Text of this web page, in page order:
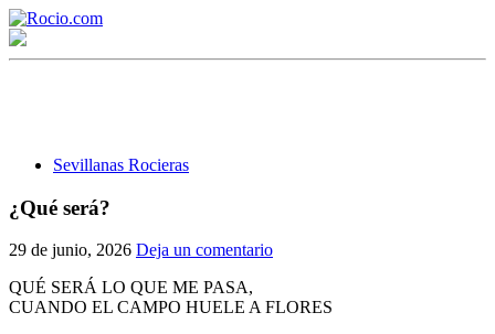
Sevillanas Rocieras
¿Qué será?
29 de junio, 2026 Deja un comentario
QUÉ SERÁ LO QUE ME PASA,
CUANDO EL CAMPO HUELE A FLORES
¡Bienvenido! Soy el asistente virtual de rocio.com.